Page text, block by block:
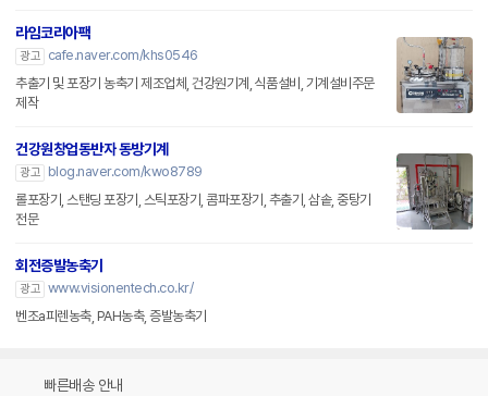
라임코리아팩
광고
cafe.naver.com/khs0546
추출기 및 포장기 농축기 제조업체, 건강원기계, 식품설비, 기계설비주문
제작
건강원창업동반자 동방기계
광고
blog.naver.com/kwo8789
롤포장기, 스탠딩 포장기, 스틱포장기, 콤파포장기, 추출기, 삼솥, 중탕기
전문
회전증발농축기
광고 www.visionentech.co.kr/
벤조a피렌농축, PAH농축, 증발농축기
빠른배송 안내